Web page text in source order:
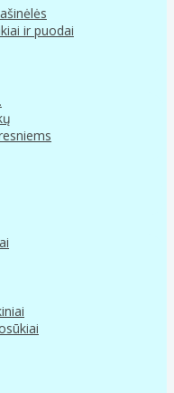
ir puodai